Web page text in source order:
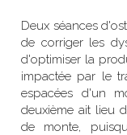
Deux séances
de corriger les
d'optimiser la
impactée par le
espacées d'un
deuxième ait lieu
de monte,